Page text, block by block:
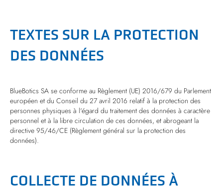
TEXTES SUR LA PROTECTION
DES DONNÉES
BlueBotics SA se conforme au Règlement (UE) 2016/679 du Parlement
européen et du Conseil du 27 avril 2016 relatif à la protection des
personnes physiques à l'égard du traitement des données à caractère
personnel et à la libre circulation de ces données, et abrogeant la
directive 95/46/CE (Règlement général sur la protection des
données).
COLLECTE DE DONNÉES À